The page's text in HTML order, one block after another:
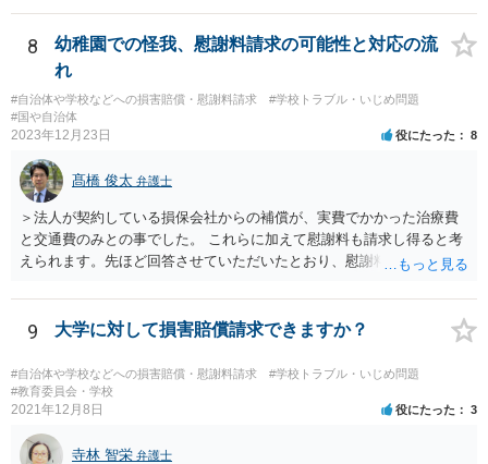
だけで問題が解決できずにこじれた時には、苦情を文書にして保育園
に提出しましょう。園は保護者の苦情に耳を傾けなくてはならないと
法律で義務付けられています（児童福祉施設最低基準第十四条の
三）。さらに苦情解決のための第三者委員を施設ごとにおくことも指
導されています。 保育園との相談や交渉で解決できない時には、区市
町村の担当課に苦情を上げることになります。また、都道府県には
はもちろんのこと、認可外の保育施設でも補助金を受けている施設
は、市や区、都道府県などの責任の範囲内にありますから、役所も相
談に応じなくてはなりません。
8
幼稚園での怪我、慰謝料請求の可能性と対応の流
れ
#自治体や学校などへの損害賠償・慰謝料請求
#学校トラブル・いじめ問題
#国や自治体
2023年12月23日 役にたった 8
髙橋 俊太 弁護士
＞法人が契約している損保会社からの補償が、実費でかかった治療費
と交通費のみとの事でした。 これらに加えて慰謝料も請求し得ると考
えられます。先ほど回答させていただいたとおり、慰謝料の額につい
9 大学に対して損害賠償請求できますか？
#自治体や学校などへの損害賠償・慰謝料請求
#学校トラブル・いじめ問題
#教育委員会・学校
2021年12月8日 役にたった 3
寺林 智栄 弁護士